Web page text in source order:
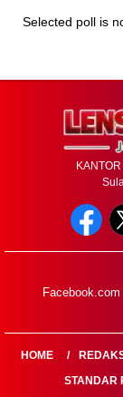
Selected poll is
Facebook.com
HOME
STANDAR